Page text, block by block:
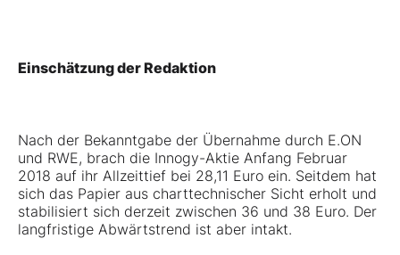
Einschätzung der Redaktion
Nach der Bekanntgabe der Übernahme durch E.ON
und RWE, brach die Innogy-Aktie Anfang Februar
2018 auf ihr Allzeittief bei 28,11 Euro ein. Seitdem hat
sich das Papier aus charttechnischer Sicht erholt und
stabilisiert sich derzeit zwischen 36 und 38 Euro. Der
langfristige Abwärtstrend ist aber intakt.